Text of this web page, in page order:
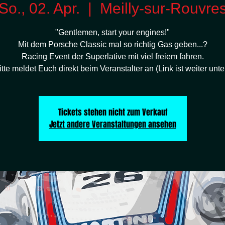
02. Apr.
  |
Meilly-sur-
"Gentlemen, start your engines!"
Mit dem Porsche Classic mal so richtig Gas geben...?
Racing Event der Superlative mit viel freiem fahren.
meldet Euch direkt beim Veranstalter an (Link ist weiter
Tickets stehen nicht zum Verkauf
Jetzt andere Veranstaltungen ansehen